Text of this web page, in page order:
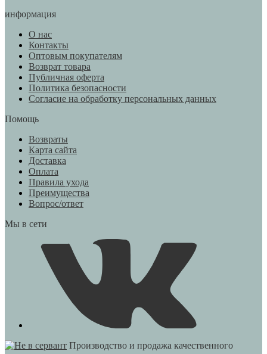
информация
О нас
Контакты
Оптовым покупателям
Возврат товара
Публичная оферта
Политика безопасности
Согласие на обработку персональных данных
Помощь
Возвраты
Карта сайта
Доставка
Оплата
Правила ухода
Преимущества
Вопрос/ответ
Мы в сети
Производство и продажа качественного